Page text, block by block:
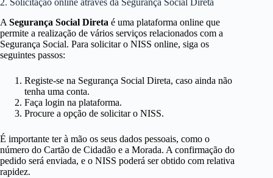
2. Solicitação online através da Segurança Social Direta
A Segurança Social Direta é uma plataforma online que
permite a realização de vários serviços relacionados com a
Segurança Social. Para solicitar o NISS online, siga os
seguintes passos:
Registe-se na Segurança Social Direta, caso ainda não
tenha uma conta.
Faça login na plataforma.
Procure a opção de solicitar o NISS.
É importante ter à mão os seus dados pessoais, como o
número do Cartão de Cidadão e a Morada. A confirmação do
pedido será enviada, e o NISS poderá ser obtido com relativa
rapidez.